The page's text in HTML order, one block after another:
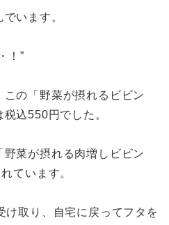
います。
！”
の「野菜が摂れるビビン
込550円でした。
菜が摂れる肉増しビビン
ています。
け取り、自宅に戻ってフタを